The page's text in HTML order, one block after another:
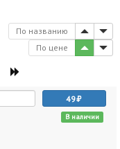
По названию
По цене
49
В наличии